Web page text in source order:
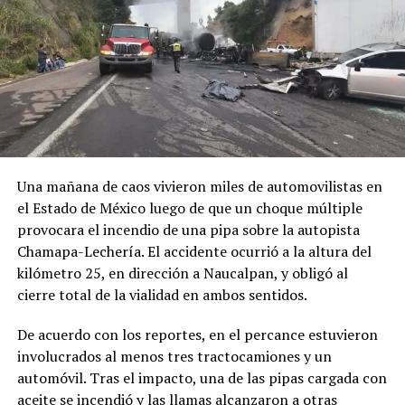
Una mañana de caos vivieron miles de automovilistas en
el Estado de México luego de que un choque múltiple
provocara el incendio de una pipa sobre la autopista
Chamapa-Lechería. El accidente ocurrió a la altura del
kilómetro 25, en dirección a Naucalpan, y obligó al
cierre total de la vialidad en ambos sentidos.
De acuerdo con los reportes, en el percance estuvieron
involucrados al menos tres tractocamiones y un
automóvil. Tras el impacto, una de las pipas cargada con
aceite se incendió y las llamas alcanzaron a otras